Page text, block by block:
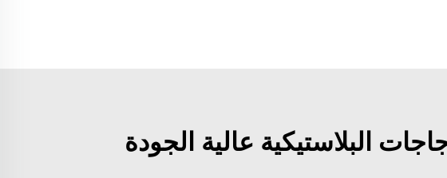
البلاستيكية عالية الجودة